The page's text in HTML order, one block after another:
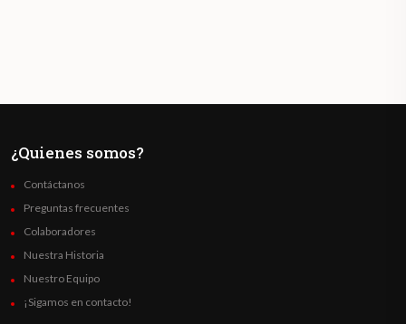
¿Quienes somos?
Contáctanos
Preguntas frecuentes
Colaboradores
Nuestra Historia
Nuestro Equipo
¡Sigamos en contacto!